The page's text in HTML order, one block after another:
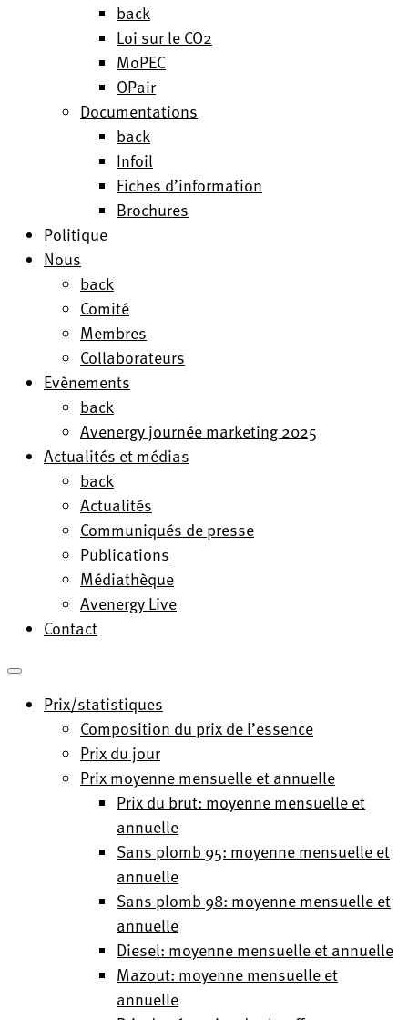
back
Loi sur le CO2
MoPEC
OPair
Documentations
back
Infoil
Fiches d’information
Brochures
Politique
Nous
back
Comité
Membres
Collaborateurs
Evènements
back
Avenergy journée marketing 2025
Actualités et médias
back
Actualités
Communiqués de presse
Publications
Médiathèque
Avenergy Live
Contact
Prix/statistiques
Composition du prix de l’essence
Prix du jour
Prix moyenne mensuelle et annuelle
Prix du brut: moyenne mensuelle et
annuelle
Sans plomb 95: moyenne mensuelle et
annuelle
Sans plomb 98: moyenne mensuelle et
annuelle
Diesel: moyenne mensuelle et annuelle
Mazout: moyenne mensuelle et
annuelle